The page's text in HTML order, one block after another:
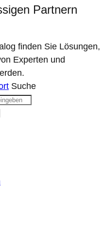
Partnern
finden Sie Lösungen,
Experten und
Suche